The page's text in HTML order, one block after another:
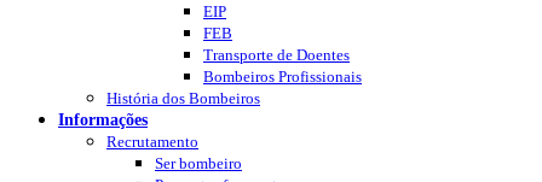
EIP
FEB
Transporte de Doentes
Bombeiros Profissionais
História dos Bombeiros
Informações
Recrutamento
Ser bombeiro